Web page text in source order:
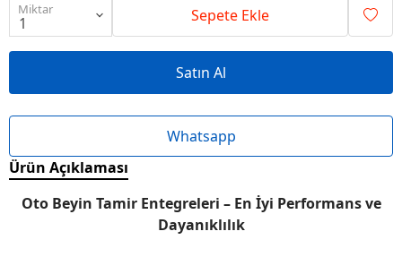
Miktar Sepete Ekle
Satın Al
Whatsapp
Ürün Açıklaması
Oto Beyin Tamir Entegreleri – En İyi Performans ve
Dayanıklılık